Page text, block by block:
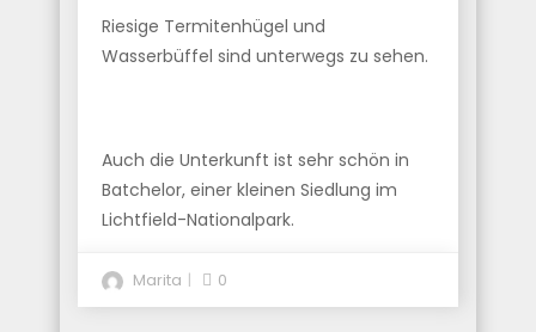
Riesige Termitenhügel und
Wasserbüffel sind unterwegs zu sehen.
Auch die Unterkunft ist sehr schön in
Batchelor, einer kleinen Siedlung im
Lichtfield-Nationalpark.
Marita 0